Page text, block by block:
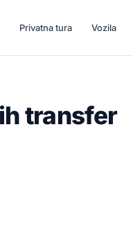
Privatna tura Vozila
transfer